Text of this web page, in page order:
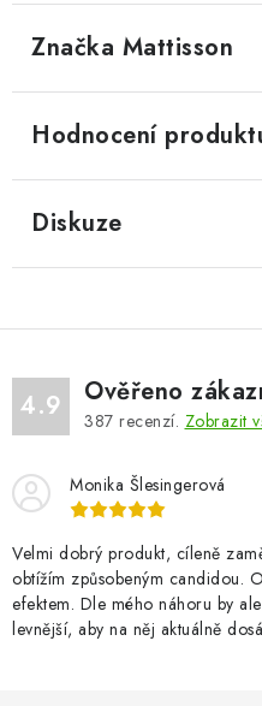
Značka Mattisson
Hodnocení
Diskuze
4.9 Ověřeno
387 recenzí. Zobrazit
Monika Šlesingerová
Velmi dobrý produkt, cíleně
obtížím způsobeným candidou.
efektem. Dle mého náhoru by
levnější, aby na něj aktuálně